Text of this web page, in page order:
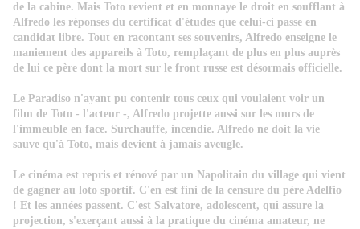
de la cabine. Mais Toto revient et en monnaye le droit en soufflant à
Alfredo les réponses du certificat d'études que celui-ci passe en
candidat libre. Tout en racontant ses souvenirs, Alfredo enseigne le
maniement des appareils à Toto, remplaçant de plus en plus auprès
de lui ce père dont la mort sur le front russe est désormais officielle.
Le Paradiso n'ayant pu contenir tous ceux qui voulaient voir un
film de Toto - l'acteur -, Alfredo projette aussi sur les murs de
l'immeuble en face. Surchauffe, incendie. Alfredo ne doit la vie
sauve qu'à Toto, mais devient à jamais aveugle.
Le cinéma est repris et rénové par un Napolitain du village qui vient
de gagner au loto sportif. C'en est fini de la censure du père Adelfio
! Et les années passent. C'est Salvatore, adolescent, qui assure la
projection, s'exerçant aussi à la pratique du cinéma amateur, ne